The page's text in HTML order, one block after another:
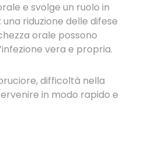
e svolge un ruolo in
riduzione delle difese
orale possono
vera e propria.
difficoltà nella
in modo rapido e